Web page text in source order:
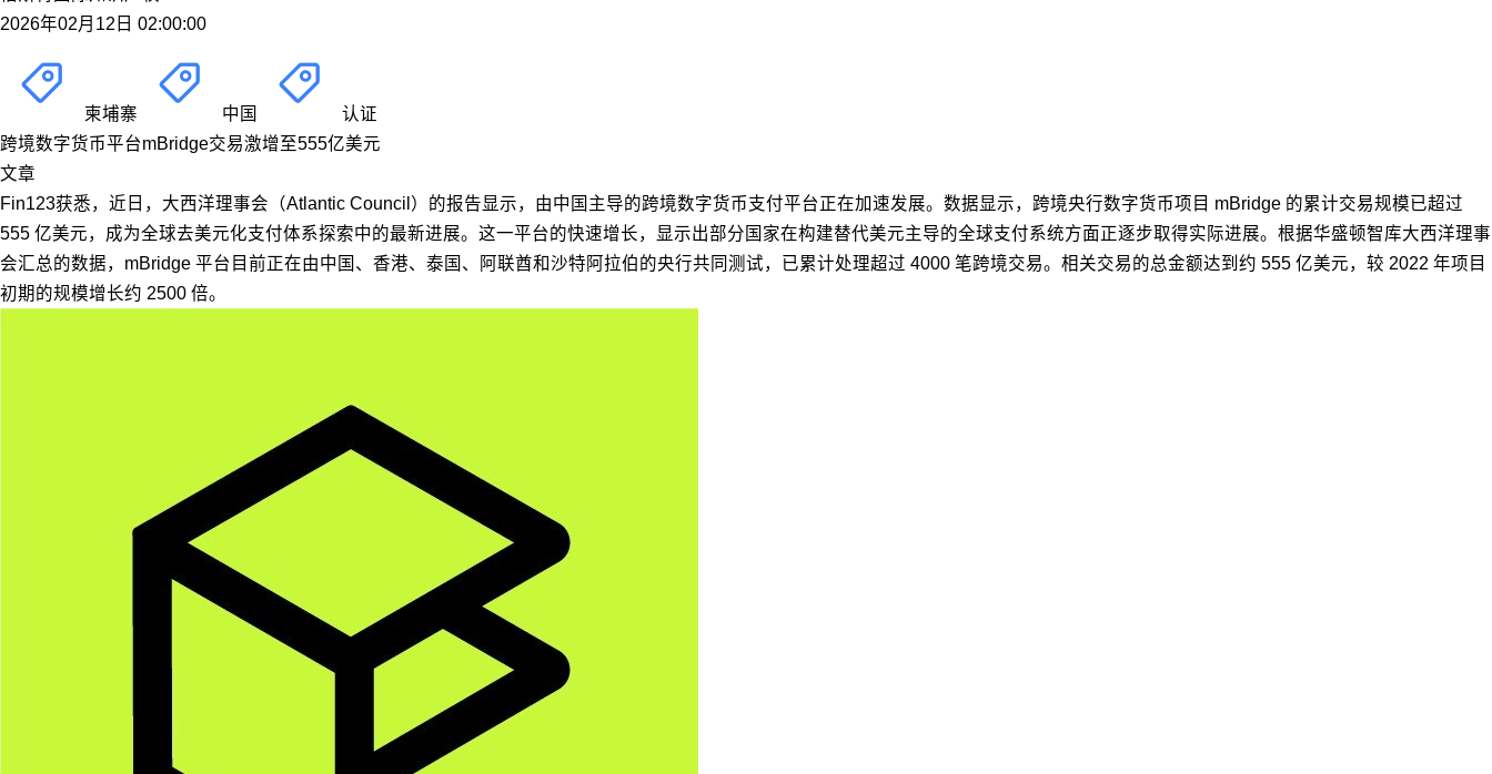
2026年02月12日 02:00:00
柬埔寨 中国
认证
跨境数字货币平台mBridge交易激增至555亿美元
文章
Fin123获悉，近日，大西洋理事会（Atlantic Council）的报告显示，由中国主导的跨境数字货币支付平台正在加速发展。数据显示，跨境央行数字货币项目 mBridge 的累计交易规模已超过
555 亿美元，成为全球去美元化支付体系探索中的最新进展。这一平台的快速增长，显示出部分国家在构建替代美元主导的全球支付系统方面正逐步取得实际进展。根据华盛顿智库大西洋理事
会汇总的数据，mBridge 平台目前正在由中国、香港、泰国、阿联酋和沙特阿拉伯的央行共同测试，已累计处理超过 4000 笔跨境交易。相关交易的总金额达到约 555 亿美元，较 2022 年项目
初期的规模增长约 2500 倍。